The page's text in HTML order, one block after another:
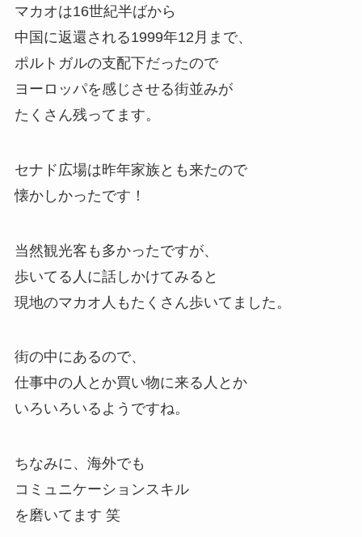
マカオは16世紀半ばから
中国に返還される1999年12月まで、
ポルトガルの支配下だったので
ヨーロッパを感じさせる街並みが
たくさん残ってます。
セナド広場は昨年家族とも来たので
懐かしかったです！
当然観光客も多かったですが、
歩いてる人に話しかけてみると
現地のマカオ人もたくさん歩いてました。
街の中にあるので、
仕事中の人とか買い物に来る人とか
いろいろいるようですね。
ちなみに、海外でも
コミュニケーションスキル
を磨いてます 笑